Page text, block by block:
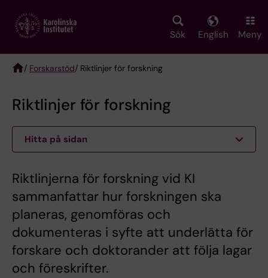
main
Sök English Meny
/ Forskarstöd/ Riktlinjer för forskning
Riktlinjer för forskning
Hitta på sidan
Riktlinjerna för forskning vid KI
sammanfattar hur forskningen ska
planeras, genomföras och
dokumenteras i syfte att underlätta för
forskare och doktorander att följa lagar
och föreskrifter.